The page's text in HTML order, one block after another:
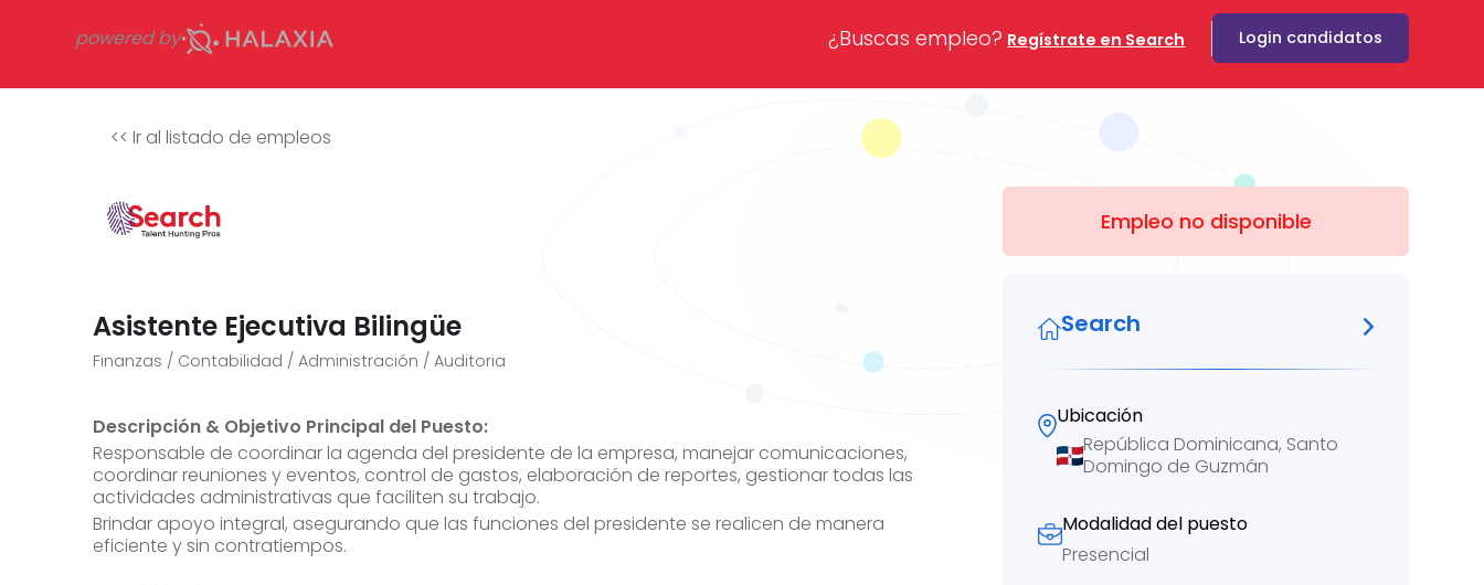
powered by ¿Buscas empleo? Regístrate en Search Login candidatos
<< Ir al listado de empleos
Asistente Ejecutiva Bilingüe
Finanzas / Contabilidad / Administración / Auditoria
Descripción & Objetivo Principal del Puesto:
Responsable de coordinar la agenda del presidente de la empresa, manejar comunicaciones,
coordinar reuniones y eventos, control de gastos, elaboración de reportes, gestionar todas las
actividades administrativas que faciliten su trabajo.
Brindar apoyo integral, asegurando que las funciones del presidente se realicen de manera
eficiente y sin contratiempos.
Empleo no disponible
Search
Ubicación
República Dominicana, Santo
Domingo de Guzmán
Modalidad del puesto
Presencial